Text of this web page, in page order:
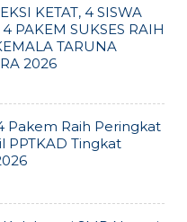
KETAT, 4 SISWA
PAKEM SUKSES RAIH
TARUNA
2026
Pakem Raih Peringkat
PPTKAD Tingkat